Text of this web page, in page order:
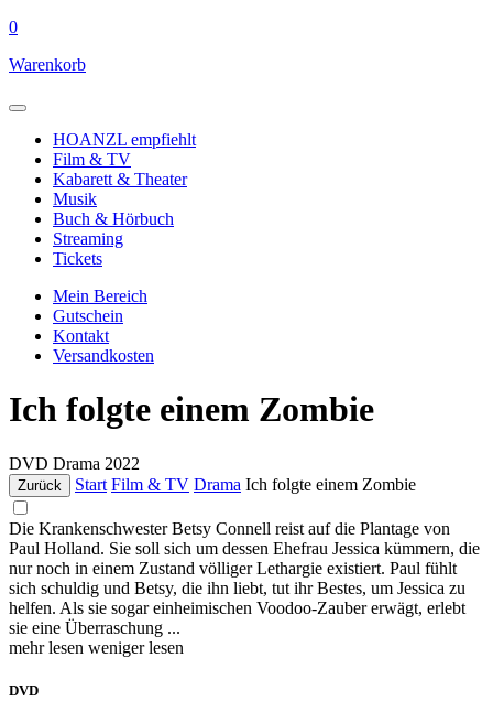
0
Warenkorb
HOANZL empfiehlt
Film & TV
Kabarett & Theater
Musik
Buch & Hörbuch
Streaming
Tickets
Mein Bereich
Gutschein
Kontakt
Versandkosten
Ich folgte einem Zombie
DVD Drama 2022
Zurück Start Film & TV Drama Ich folgte einem Zombie
Die Krankenschwester Betsy Connell reist auf die Plantage von
Paul Holland. Sie soll sich um dessen Ehefrau Jessica kümmern, die
nur noch in einem Zustand völliger Lethargie existiert. Paul fühlt
sich schuldig und Betsy, die ihn liebt, tut ihr Bestes, um Jessica zu
helfen. Als sie sogar einheimischen Voodoo-Zauber erwägt, erlebt
sie eine Überraschung ...
mehr lesen weniger lesen
DVD